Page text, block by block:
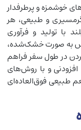
خوشمزه و پرطرفدار
و طبیعی، هر
با تولید و فرآوری
به صورت خشک‌شده،
در طول سفر فراهم
و با روش‌های
طبیعی فوق‌العاده‌ای